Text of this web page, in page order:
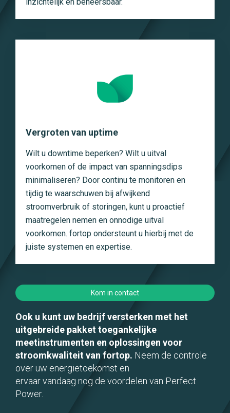
Vergroten van uptime
Wilt u downtime beperken? Wilt u uitval
voorkomen of de impact van spanningsdips
minimaliseren? Door continu te monitoren en
tijdig te waarschuwen bij afwijkend
stroomverbruik of storingen, kunt u proactief
maatregelen nemen en onnodige uitval
voorkomen. fortop ondersteunt u hierbij met de
juiste systemen en expertise.
Kom in contact
Ook u kunt uw bedrijf versterken met het
uitgebreide pakket toegankelijke
meetinstrumenten en oplossingen voor
stroomkwaliteit van fortop. Neem de controle
over uw energietoekomst en
ervaar vandaag nog de voordelen van Perfect
Power.